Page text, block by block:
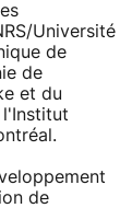
Université
de
de
et du
l'Institut
de